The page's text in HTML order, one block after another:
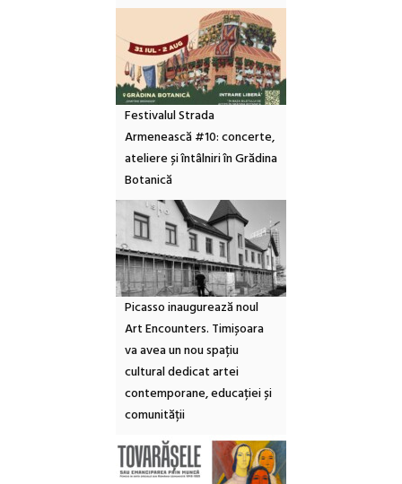
Festivalul Strada
Armenească #10: concerte,
ateliere și întâlniri în Grădina
Botanică
Picasso inaugurează noul
Art Encounters. Timișoara
va avea un nou spațiu
cultural dedicat artei
contemporane, educației și
comunității